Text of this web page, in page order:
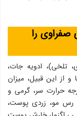
صفراوی را
تلخی)، ادویه جات،
از این قبیل، میزان
حرارت سر، گرمی و
مو، زردی پوست،